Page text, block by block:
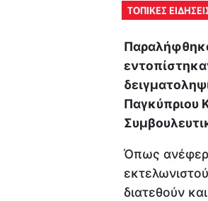
ΤΟΠΙΚΕΣ
Παγκύπριου
Όπως
διατεθούν